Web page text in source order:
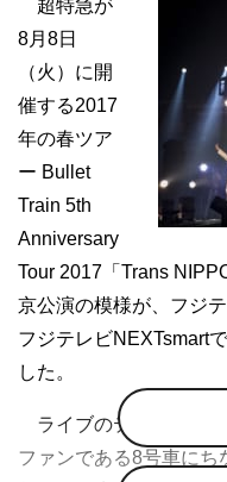
超特急が
8月8日
（火）に開
催する2017
年の春ツア
ー Bullet
Train 5th
Anniversary
Tour 2017「Trans
京公演の模様が、フジ
フジテレビNEXTsmart
した。
ライブのテレビ独占完
ファンである8号車にち